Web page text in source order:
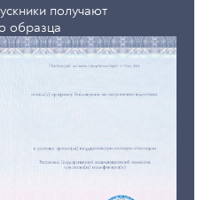
получают
образца